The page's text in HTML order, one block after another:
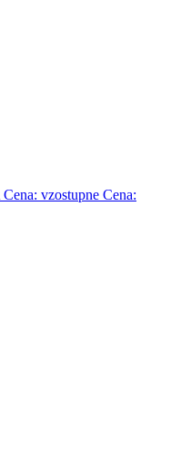
Cena: vzostupne Cena: